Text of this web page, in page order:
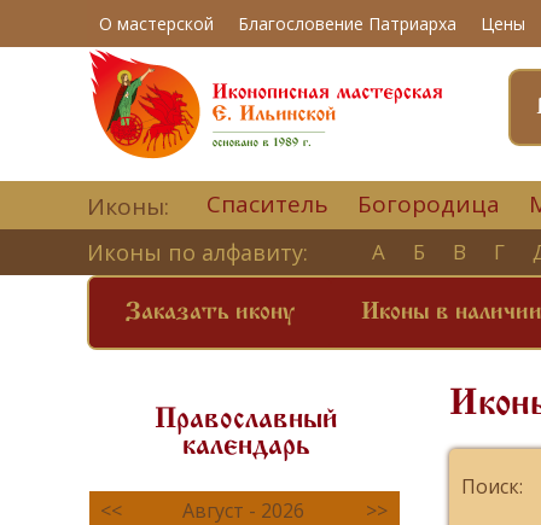
О мастерской Благословение Патриарха Цены
Иконы: Спаситель Богородица
Иконы по алфавиту: А Б В Г
Заказать икону Иконы в наличии
Православный
календарь
<< Август - 2026
>>
Поиск: